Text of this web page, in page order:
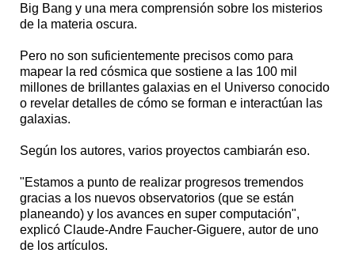
Big Bang y una mera comprensión sobre los misterios
de la materia oscura.
Pero no son suficientemente precisos como para
mapear la red cósmica que sostiene a las 100 mil
millones de brillantes galaxias en el Universo conocido
o revelar detalles de cómo se forman e interactúan las
galaxias.
Según los autores, varios proyectos cambiarán eso.
"Estamos a punto de realizar progresos tremendos
gracias a los nuevos observatorios (que se están
planeando) y los avances en super computación",
explicó Claude-Andre Faucher-Giguere, autor de uno
de los artículos.